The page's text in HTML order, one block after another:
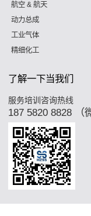
航空 & 航天
动力总成
工业气体
精细化工
了解一下当我们
服务培训咨询热线
187 5820 8828 （